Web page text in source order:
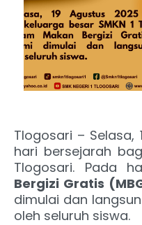
Tlogosari – Selasa,
hari bersejarah
Tlogosari. Pada
Bergizi Gratis
dimulai dan
oleh seluruh siswa.